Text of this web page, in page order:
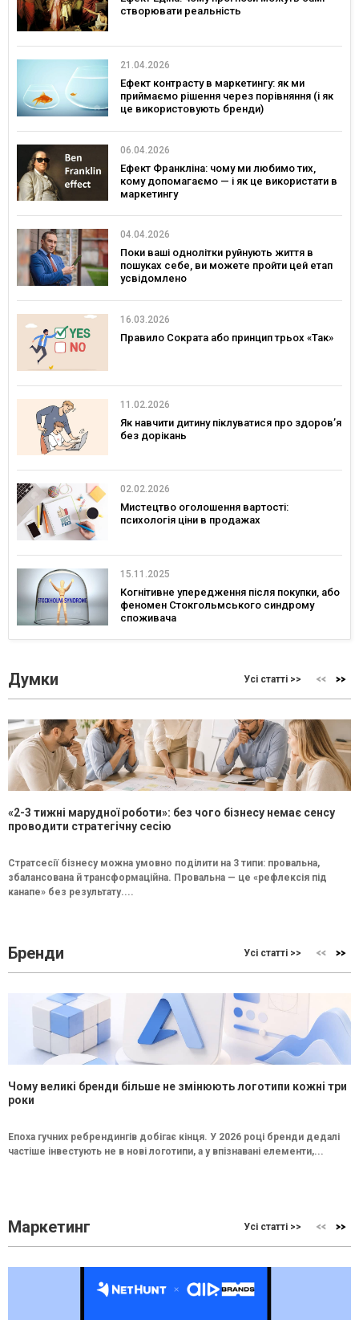
створювати реальність
21.04.2026
Ефект контрасту в маркетингу: як ми
приймаємо рішення через порівняння (і як
це використовують бренди)
06.04.2026
Ефект Франкліна: чому ми любимо тих,
кому допомагаємо — і як це використати в
маркетингу
04.04.2026
Поки ваші однолітки руйнують життя в
пошуках себе, ви можете пройти цей етап
усвідомлено
16.03.2026
Правило Сократа або принцип трьох «Так»
11.02.2026
Як навчити дитину піклуватися про здоров’я
без дорікань
02.02.2026
Мистецтво оголошення вартості:
психологія ціни в продажах
15.11.2025
Когнітивне упередження після покупки, або
феномен Стокгольмського синдрому
споживача
Думки Усі статті >>
«2-3 тижні марудної роботи»: без чого бізнесу немає сенсу
проводити стратегічну сесію
Стратсесії бізнесу можна умовно поділити на 3 типи: провальна,
збалансована й трансформаційна. Провальна — це «рефлексія під
канапе» без результату....
Бренди Усі статті >>
Чому великі бренди більше не змінюють логотипи кожні три
роки
Епоха гучних ребрендингів добігає кінця. У 2026 році бренди дедалі
частіше інвестують не в нові логотипи, а у впізнавані елементи,...
Маркетинг Усі статті >>